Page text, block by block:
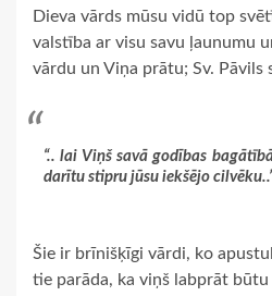
Dieva vārds mūsu vidū top
valstība ar visu savu ļaunumu
vārdu un Viņa prātu; Sv. Pāvils
“.. lai Viņš savā godības
darītu stipru jūsu iekšējo
Šie ir brīnišķīgi vārdi, ko
tie parāda, ka viņš labprāt būtu